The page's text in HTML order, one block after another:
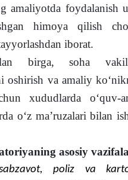
amaliyotda foydalanish
himoya qilish
iborat.
birga,soha
oshirish va amaliy
xududlarda o‘quv-
o‘z ma’ruzalari bilan
asosiy
sabzavot, poliz va